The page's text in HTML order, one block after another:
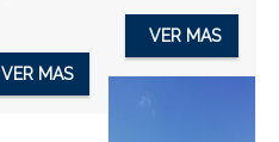
VER MAS
VER MAS